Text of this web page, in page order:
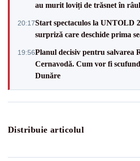
au murit loviți de trăsnet în
20:17Start spectaculos la UNTOLD
surpriză care deschide prima
19:56Planul decisiv pentru salvarea
Cernavodă. Cum vor fi
Dunăre
Distribuie articolul